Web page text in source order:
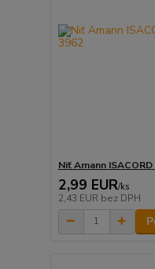
Niť Amann
2,99 EUR/ks
2,43 EUR bez DPH